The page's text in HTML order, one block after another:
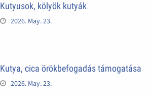
Kutyusok, kölyök kutyák
2026. May. 23.
Kutya, cica örökbefogadás támogatása
2026. May. 23.